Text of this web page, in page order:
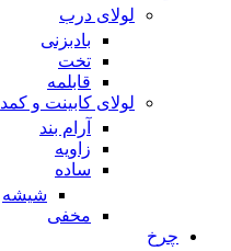
لولای درب
بادبزنی
تخت
قابلمه
لولای کابینت و کمد
آرام بند
زاویه
ساده
شیشه
مخفی
چرخ